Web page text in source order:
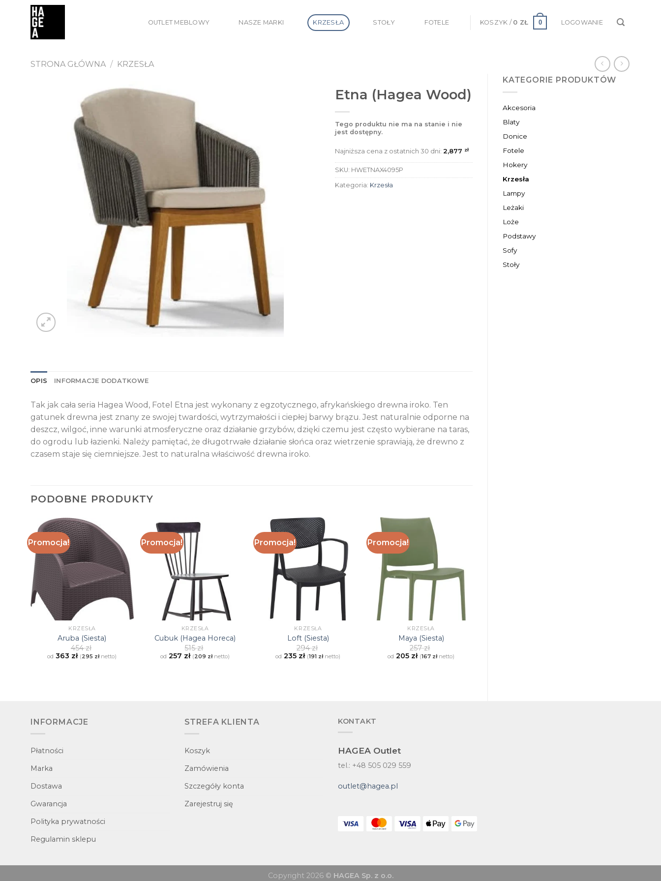
OUTLET MEBLOWY NASZE MARKI KRZESŁA STOŁY FOTELE KOSZYK / 0 ZŁ 0 LOGOWANIE
STRONA GŁÓWNA / KRZESŁA
KATEGORIE PRODUKTÓW
Akcesoria
Blaty
Donice
Fotele
Hokery
Krzesła
Lampy
Leżaki
Loże
Podstawy
Sofy
Stoły
Etna (Hagea Wood)
Tego produktu nie ma na stanie i nie
jest dostępny.
Najniższa cena z ostatnich 30 dni:2,877 zł
SKU: HWETNAX4095P
Kategoria: Krzesła
OPIS INFORMACJE DODATKOWE
Tak jak cała seria Hagea Wood, Fotel Etna jest wykonany z egzotycznego, afrykańskiego drewna iroko. Ten
gatunek drewna jest znany ze swojej twardości, wytrzymałości i ciepłej barwy brązu. Jest naturalnie odporne na
deszcz, wilgoć, inne warunki atmosferyczne oraz działanie grzybów, dzięki czemu jest często wybierane na taras,
do ogrodu lub łazienki. Należy pamiętać, że długotrwałe działanie słońca oraz wietrzenie sprawiają, że drewno z
czasem staje się ciemniejsze. Jest to naturalna właściwość drewna iroko.
PODOBNE PRODUKTY
Promocja!
KRZESŁA
Aruba (Siesta)
454zł
od 363 zł (295 złnetto)
Promocja!
KRZESŁA
Cubuk (Hagea Horeca)
515zł
od 257 zł (209 złnetto)
Promocja!
KRZESŁA
Loft (Siesta)
294zł
od 235 zł (191 złnetto)
Promocja!
KRZESŁA
Maya (Siesta)
257zł
od 205 zł (167 złnetto)
INFORMACJE
Płatności
Marka
Dostawa
Gwarancja
Polityka prywatności
Regulamin sklepu
STREFA KLIENTA
Koszyk
Zamówienia
Szczegóły konta
Zarejestruj się
KONTAKT
HAGEA Outlet
tel.: +48 505 029 559
outlet@hagea.pl
Copyright 2026 © HAGEA Sp. z o.o.